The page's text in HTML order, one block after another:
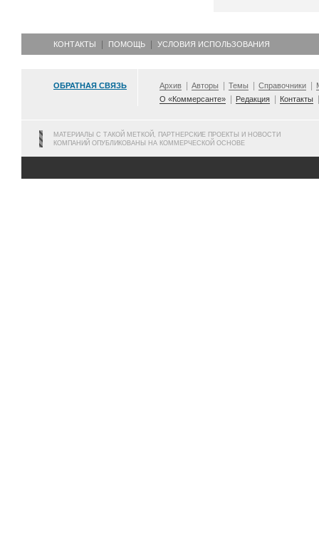
КОНТАКТЫ ПОМОЩЬ УСЛОВИЯ ИСПОЛЬЗОВАНИЯ
ОБРАТНАЯ СВЯЗЬ Архив Авторы Темы Справочники
О «Коммерсанте»
Редакция Контакты
МАТЕРИАЛЫ С ТАКОЙ МЕТКОЙ, ПАРТНЕРСКИЕ ПРОЕКТЫ И НОВОСТИ
КОМПАНИЙ ОПУБЛИКОВАНЫ НА КОММЕРЧЕСКОЙ ОСНОВЕ